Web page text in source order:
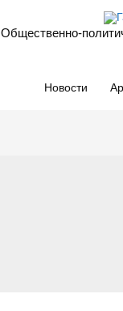
Общественно-
Новости